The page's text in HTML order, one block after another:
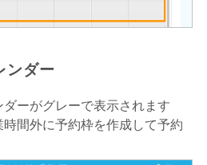
ンダー
ーがグレーで表示されます
間外に予約枠を作成して予約